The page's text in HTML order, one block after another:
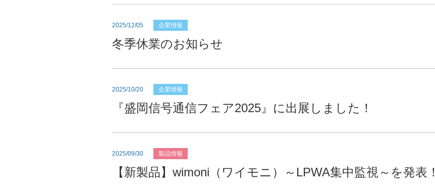
2025/12/05 企業情報
冬季休業のお知らせ
2025/10/20 企業情報
『盛岡信号通信フェア2025』に出展しました！
2025/09/30 製品情報
【新製品】wimoni（ワイモニ）～LPWA集中監視～を発表！